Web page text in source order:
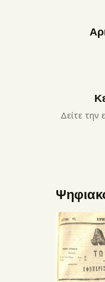
Δείτε την